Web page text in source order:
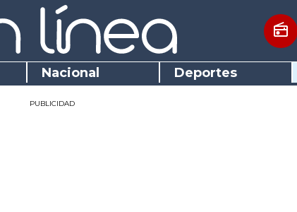
Nacional Deportes
PUBLICIDAD